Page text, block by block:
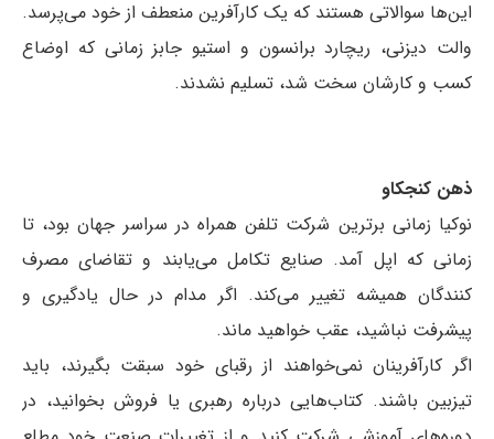
این‌ها سوالاتی هستند که یک کارآفرین منعطف از خود می‌پرسد.
والت دیزنی، ریچارد برانسون و استیو جابز زمانی که اوضاع
کسب و کارشان سخت شد، تسلیم نشدند.
ذهن کنجکاو
نوکیا زمانی برترین شرکت تلفن همراه در سراسر جهان بود، تا
زمانی که اپل آمد. صنایع تکامل می‌یابند و تقاضای مصرف
کنندگان همیشه تغییر می‌کند. اگر مدام در حال یادگیری و
پیشرفت نباشید، عقب خواهید ماند.
اگر کارآفرینان نمی‌خواهند از رقبای خود سبقت بگیرند، باید
تیزبین باشند. کتاب‌هایی درباره رهبری یا فروش بخوانید، در